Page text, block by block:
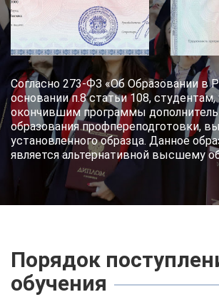
Согласно 273-ФЗ «Об Образовании в
основании п.8 статьи 108,
окончившим программы
образования профпереподготовки,
установленного образца. Данное
является альтернативной высшему
Порядок
обучения